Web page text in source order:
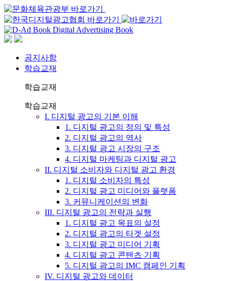
공지사항
학습교재
학습교재
학습교재
I. 디지털 광고의 기본 이해
1. 디지털 광고의 정의 및 특성
2. 디지털 광고의 역사
3. 디지털 광고 시장의 구조
4. 디지털 마케팅과 디지털 광고
II. 디지털 소비자와 디지털 광고 환경
1. 디지털 소비자의 특성
2. 디지털 광고 미디어와 플랫폼
3. 커뮤니케이션의 변화
III. 디지털 광고의 전략과 실행
1. 디지털 광고 목표의 설정
2. 디지털 광고의 타겟 설정
3. 디지털 광고 미디어 기획
4. 디지털 광고 콘텐츠 기획
5. 디지털 광고의 IMC 캠페인 기획
IV. 디지털 광고와 데이터